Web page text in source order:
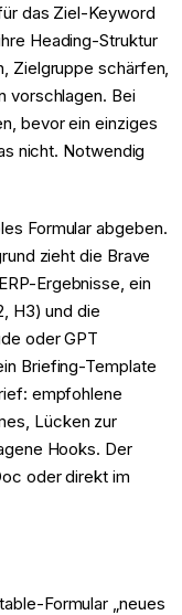
das Ziel-Keyword
Heading-Struktur
Zielgruppe schärfen,
vorschlagen. Bei
bevor ein einziges
nicht. Notwendig
Formular abgeben.
zieht die Brave
Ergebnisse, ein
H3) und die
oder GPT
Briefing-Template
empfohlene
Lücken zur
Hooks. Der
oder direkt im
Formular „neues